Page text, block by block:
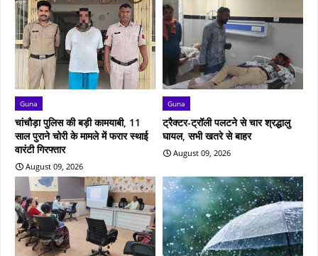
Guna
चांचौड़ा पुलिस की बड़ी कामयाबी, 11
साल पुराने चोरी के मामले में फरार स्थाई
वारंटी गिरफ्तार
August 09, 2026
Guna
ट्रैक्टर-ट्रॉली पलटने से चार श्रद्धालु
घायल, सभी खतरे से बाहर
August 09, 2026